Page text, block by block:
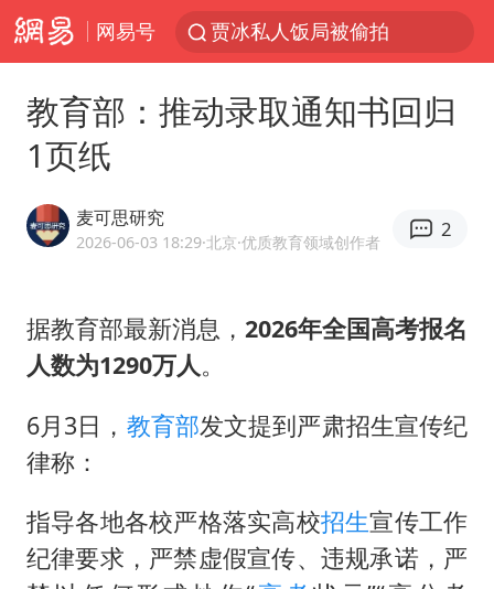
网易号
贾冰私人饭局被偷拍
我国发现稀散金属独立新矿物——乌斯河锗矿
小沈阳加盟《披荆斩棘》
朱一龙的鼻子怎么了
国乒连续两站无缘冠军
周星驰妈妈现身香港首映礼
湖北启动重大气象灾害三级应急响应
教育部：推动录取通知书回归
1页纸
麦可思研究
2026-06-03 18:29·北京·优质教育领域创作者
2
据教育部最新消息，2026年全国高考报名
人数为1290万人。
6月3日， 教育部发文提到严肃招生宣传纪
律称：
指导各地各校严格落实高校招生宣传工作
纪律要求，严禁虚假宣传、违规承诺，严